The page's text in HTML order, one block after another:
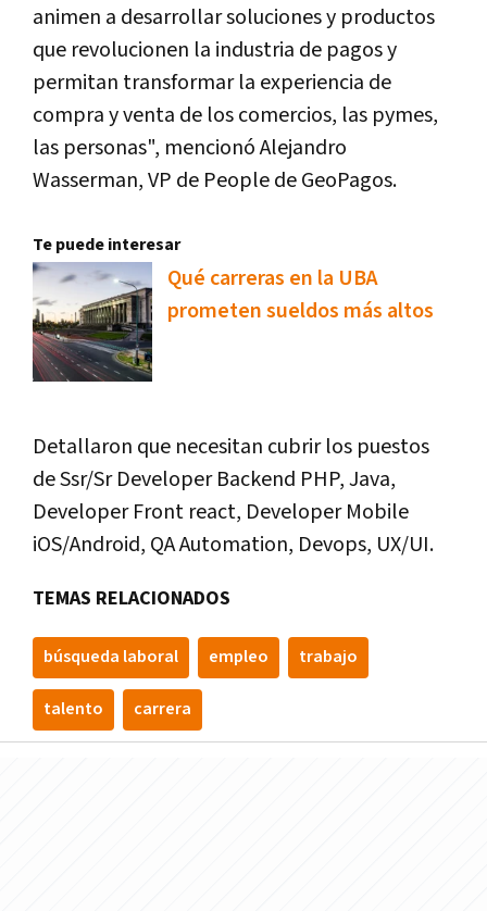
animen a desarrollar soluciones y productos
que revolucionen la industria de pagos y
permitan transformar la experiencia de
compra y venta de los comercios, las pymes,
las personas", mencionó Alejandro
Wasserman, VP de People de GeoPagos.
Te puede interesar
Qué carreras en la UBA
prometen sueldos más altos
Detallaron que necesitan cubrir los puestos
de Ssr/Sr Developer Backend PHP, Java,
Developer Front react, Developer Mobile
iOS/Android, QA Automation, Devops, UX/UI.
TEMAS RELACIONADOS
búsqueda laboral empleo trabajo
talento carrera